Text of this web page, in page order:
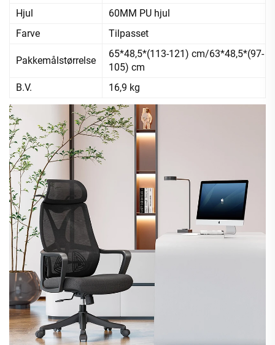
Hjul
60MM PU hjul
Farve
Tilpasset
Pakkemålstørrelse
65*48,5*(113-121) cm/63*48,5*(97-
105) cm
B.V.
16,9 kg